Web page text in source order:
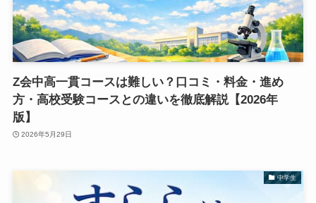
Z会中高一貫コースは難しい？口コミ・料金・進め
方・高校受験コースとの違いを徹底解説【2026年
版】
2026年5月29日
中学生